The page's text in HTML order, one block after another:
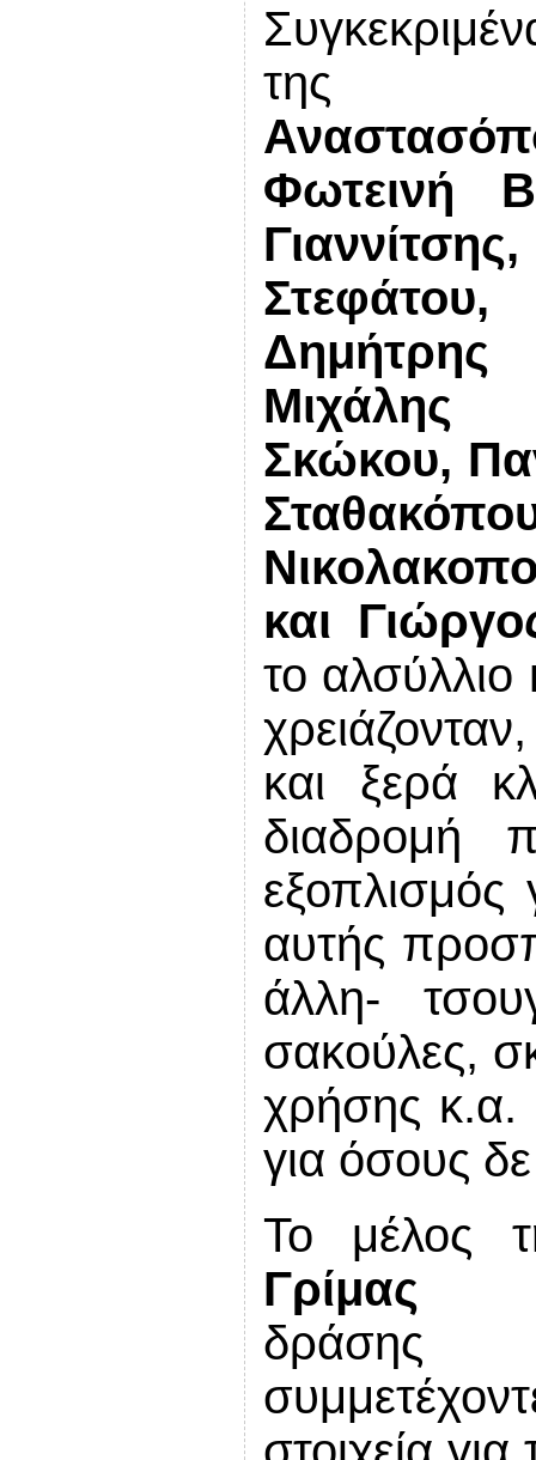
της
Φωτεινή
Στεφάτου,
Μιχάλης
Σκώκου,
και
το
και ξερά
διαδρομή
εξοπλισμός
αυτής
άλλη-
σακούλες,
χρήσης
για όσους
Το μέλος
Γρίμας